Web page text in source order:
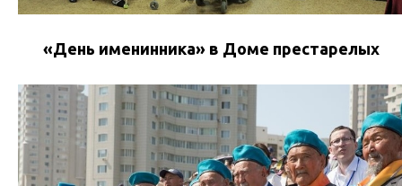
«День именинника» в Доме престарелых